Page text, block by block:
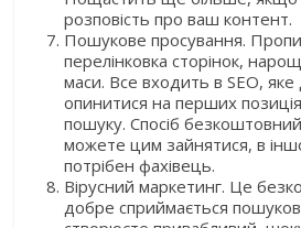
розповість про ваш контент.
Пошукове просування.
перелінковка сторінок,
маси. Все входить в SEO,
опинитися на перших
пошуку. Спосіб
можете цим зайнятися, в
потрібен фахівець.
Вірусний маркетинг. Це
добре сприймається